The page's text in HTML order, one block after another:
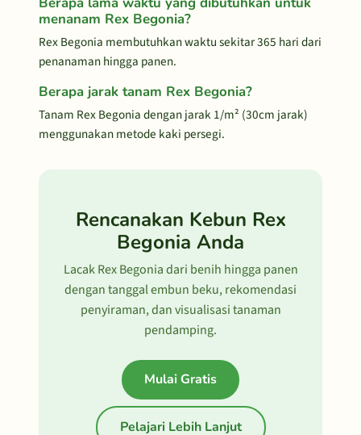
menanam Rex Begonia?
Rex Begonia membutuhkan waktu sekitar 365 hari dari
penanaman hingga panen.
Berapa jarak tanam Rex Begonia?
Tanam Rex Begonia dengan jarak 1/m² (30cm jarak)
menggunakan metode kaki persegi.
Rencanakan Kebun Rex
Begonia Anda
Lacak Rex Begonia dari benih hingga panen
dengan tanggal embun beku, rekomendasi
penyiraman, dan visualisasi tanaman
pendamping.
Mulai Gratis
Pelajari Lebih Lanjut